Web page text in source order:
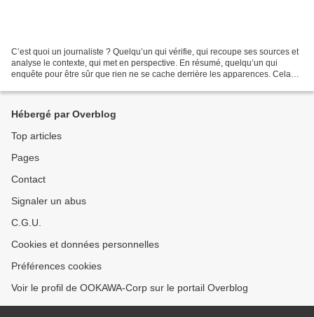
C’est quoi un journaliste ? Quelqu’un qui vérifie, qui recoupe ses sources et
analyse le contexte, qui met en perspective. En résumé, quelqu’un qui
enquête pour être sûr que rien ne se cache derrière les apparences. Cela
Hébergé par Overblog
Top articles
Pages
Contact
Signaler un abus
C.G.U.
Cookies et données personnelles
Préférences cookies
Voir le profil de OOKAWA-Corp sur le portail Overblog